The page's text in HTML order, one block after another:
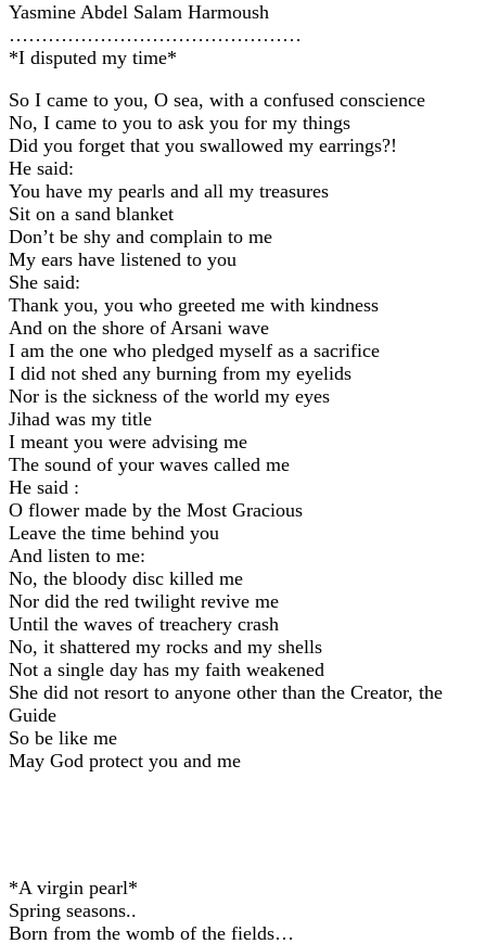
Yasmine Abdel Salam Harmoush
………………………………………
*I disputed my time*
So I came to you, O sea, with a confused conscience
No, I came to you to ask you for my things
Did you forget that you swallowed my earrings?!
He said:
You have my pearls and all my treasures
Sit on a sand blanket
Don’t be shy and complain to me
My ears have listened to you
She said:
Thank you, you who greeted me with kindness
And on the shore of Arsani wave
I am the one who pledged myself as a sacrifice
I did not shed any burning from my eyelids
Nor is the sickness of the world my eyes
Jihad was my title
I meant you were advising me
The sound of your waves called me
He said :
O flower made by the Most Gracious
Leave the time behind you
And listen to me:
No, the bloody disc killed me
Nor did the red twilight revive me
Until the waves of treachery crash
No, it shattered my rocks and my shells
Not a single day has my faith weakened
She did not resort to anyone other than the Creator, the
Guide
So be like me
May God protect you and me
*A virgin pearl*
Spring seasons..
Born from the womb of the fields…